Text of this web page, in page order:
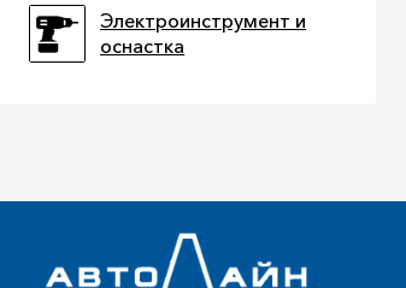
Электроинструмент и
оснастка